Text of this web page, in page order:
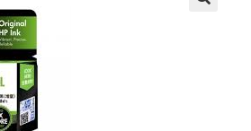
child